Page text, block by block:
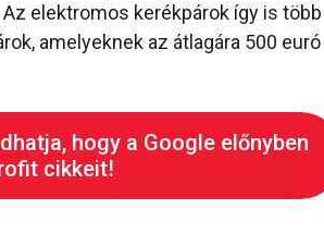
elektromos kerékpárok így is több
amelyeknek az átlagára 500 euró
hogy a Google előnyben
cikkeit!